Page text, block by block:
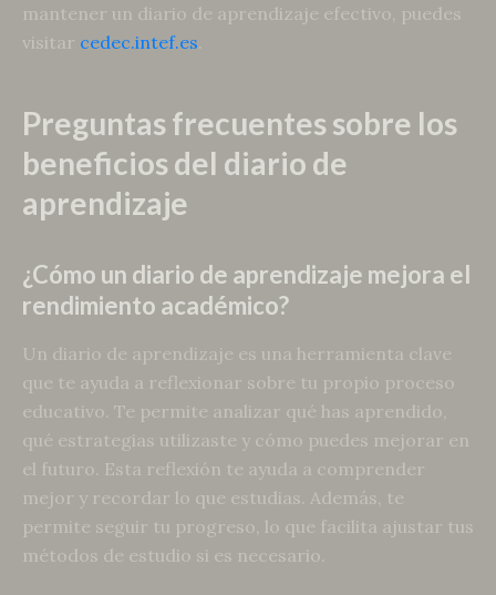
mantener un diario de aprendizaje efectivo, puedes
visitar cedec.intef.es
Preguntas frecuentes sobre los
beneficios del diario de
aprendizaje
¿Cómo un diario de aprendizaje mejora el
rendimiento académico?
Un diario de aprendizaje es una herramienta clave
que te ayuda a reflexionar sobre tu propio proceso
educativo. Te permite analizar qué has aprendido,
qué estrategias utilizaste y cómo puedes mejorar en
el futuro. Esta reflexión te ayuda a comprender
mejor y recordar lo que estudias. Además, te
permite seguir tu progreso, lo que facilita ajustar tus
métodos de estudio si es necesario.